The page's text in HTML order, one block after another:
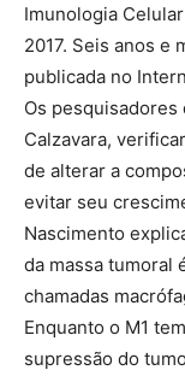
Imunologia
2017. Seis anos e
publicada no
Os
Calzavara,
de alterar a
evitar seu
Nascimento
da massa tumoral
chamadas
Enquanto o M1
supressão do